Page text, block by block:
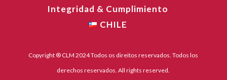
Integridad & Cumplimiento
CHILE
Copyright ® CLM 2024 Todos os direitos reservados. Todos los
derechos reservados. All rights reserved.